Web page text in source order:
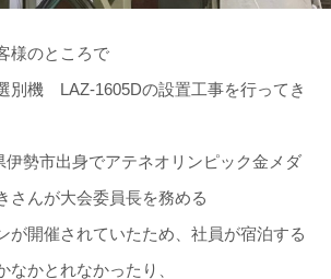
様のところで
別機 LAZ-1605Dの設置工事を行ってき
伊勢市出身でアテネオリンピック金メダ
さんが大会委員長を務める
が開催されていたため、社員が宿泊する
なかとれなかったり、